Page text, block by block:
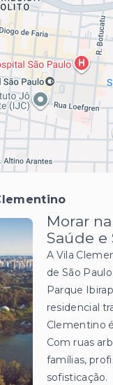
Morar
Saúde e
A Vila
de São
Parque
residencial
Clementino
Com ruas
famílias,
sofisticação.